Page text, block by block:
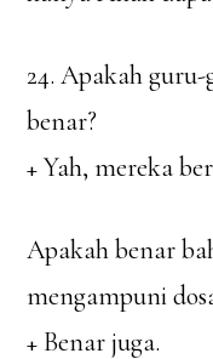
24. Apakah
benar?
+ Yah, mereka
Apakah benar
mengampuni
+ Benar juga.